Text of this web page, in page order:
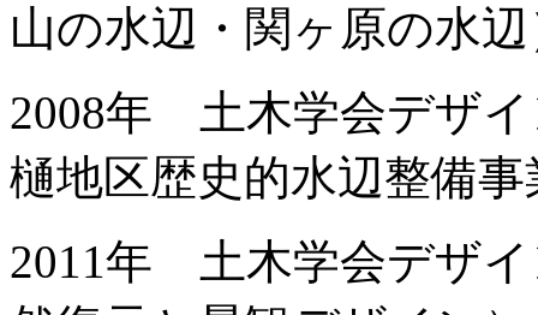
山の水辺・関ヶ原の水
2008年 土木学会デザ
樋地区歴史的水辺整備事
2011年 土木学会デザ